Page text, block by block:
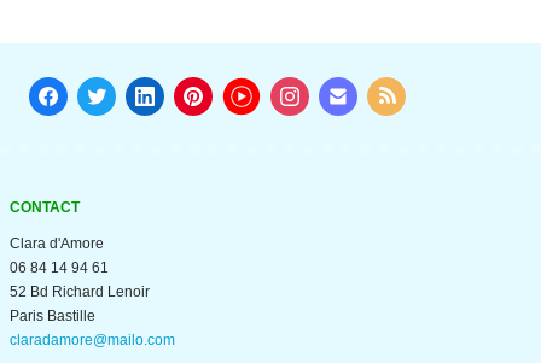
CONTACT
Clara d'Amore
06 84 14 94 61
52 Bd Richard Lenoir
Paris Bastille
claradamore@mailo.com